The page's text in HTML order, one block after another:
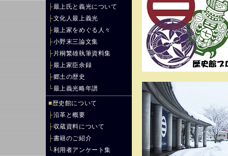
├最上氏と義光について
├文化人最上義光
├最上家をめぐる人々
├小野末三論文集
├ 片桐繁雄執筆資料集
├最上家臣余録
├郷土の歴史
└最上義光略年譜
■歴史館について
├沿革と概要
├収蔵資料について
├書籍のご紹介
└利用者アンケート集